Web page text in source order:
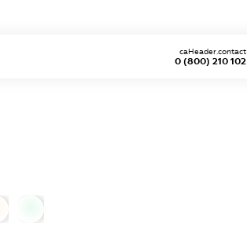
0 (800) 210 102
caHeader.contact